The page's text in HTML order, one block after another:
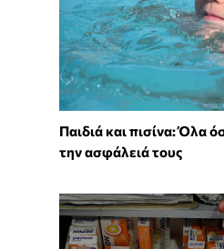
Παιδιά και πισίνα: Όλα
την ασφάλειά τους